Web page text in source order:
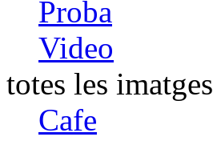
Proba
Video
totes les imatges
Cafe